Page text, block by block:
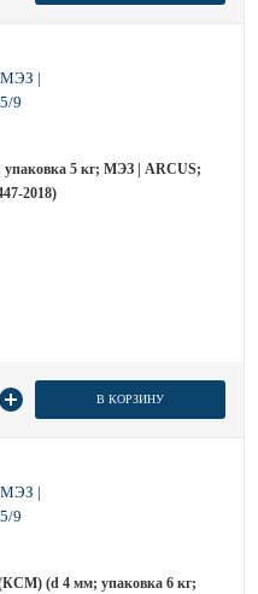
5 кг; МЭЗ | ARCUS;
2018)
В КОРЗИНУ
(d 4 мм; упаковка 6 кг;